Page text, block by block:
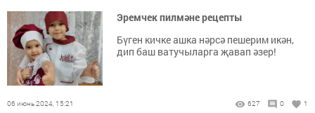
Эремчек пилмәне рецепты
Бүген кичке ашка нәрсә пешерим икән,
дип баш ватучыларга җавап әзер!
06 июнь 2024, 15:21 627 0 1